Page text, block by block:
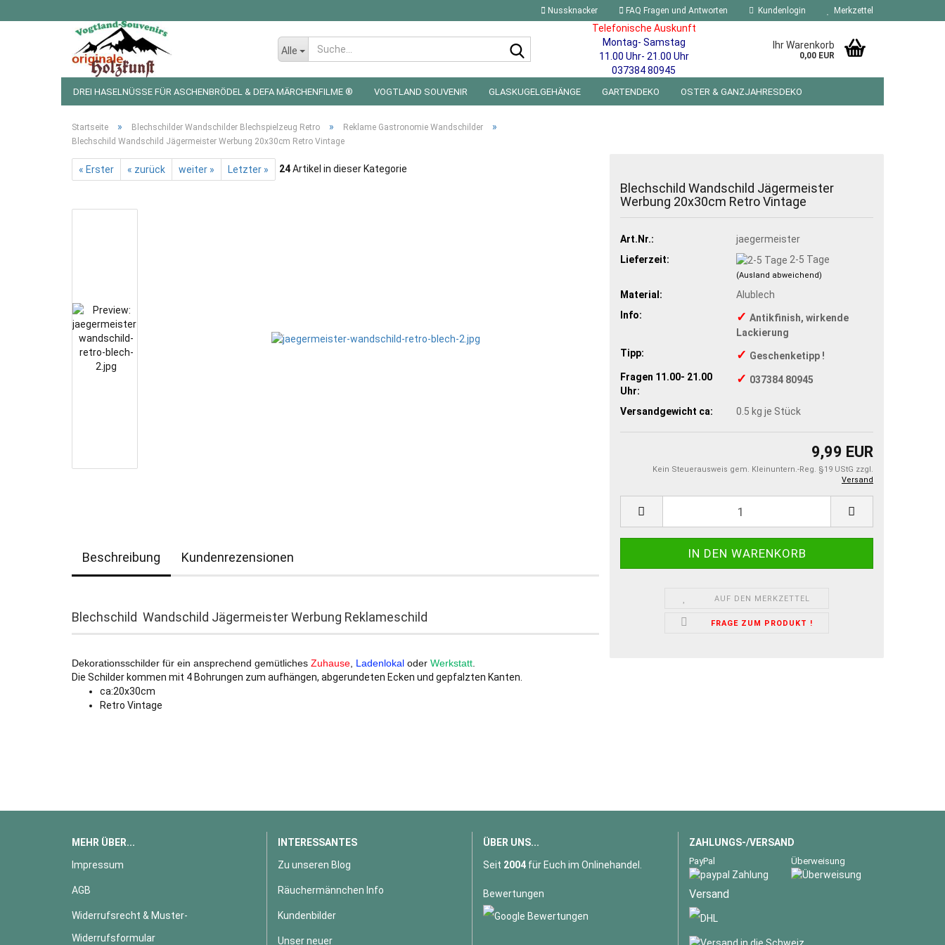
Nussknacker FAQ Fragen und Antworten Kundenlogin Merkzettel
Alle
Telefonische Auskunft
Montag- Samstag
11.00 Uhr- 21.00 Uhr
037384 80945
Ihr Warenkorb
0,00 EUR
DREI HASELNÜSSE FÜR ASCHENBRÖDEL & DEFA MÄRCHENFILME ® VOGTLAND SOUVENIR GLASKUGELGEHÄNGE GARTENDEKO OSTER & GANZJAHRESDEKO
Startseite » Blechschilder Wandschilder Blechspielzeug Retro » Reklame Gastronomie Wandschilder »
Blechschild Wandschild Jägermeister Werbung 20x30cm Retro Vintage
« Erster « zurück weiter » Letzter » 24Artikel in dieser Kategorie
Blechschild Wandschild Jägermeister
Werbung 20x30cm Retro Vintage
Art.Nr.:
jaegermeister
Lieferzeit:
2-5 Tage
(Ausland abweichend)
Material:
Alublech
Info:
✓ Antikfinish, wirkende
Lackierung
Tipp:
✓ Geschenketipp !
Fragen 11.00- 21.00
Uhr:
✓ 037384 80945
Versandgewicht ca: 0.5 kg je Stück
9,99 EUR
Kein Steuerausweis gem. Kleinuntern.-Reg. §19 UStG zzgl.
Versand
AUF DEN MERKZETTEL
FRAGE ZUM PRODUKT !
Beschreibung Kundenrezensionen
Blechschild Wandschild Jägermeister Werbung Reklameschild
Dekorationsschilder für ein ansprechend gemütliches Zuhause Ladenlokal oder Werkstatt
Die Schilder kommen mit 4 Bohrungen zum aufhängen, abgerundeten Ecken und gepfalzten Kanten.
ca:20x30cm
Retro Vintage
MEHR ÜBER...
Impressum
AGB
Widerrufsrecht & Muster-
Widerrufsformular
INTERESSANTES
Zu unseren Blog
Räuchermännchen Info
Kundenbilder
Unser neuer
ÜBER UNS...
Seit 2004 für Euch im Onlinehandel.
Bewertungen
ZAHLUNGS-/VERSAND
PayPal Überweisung
Versand